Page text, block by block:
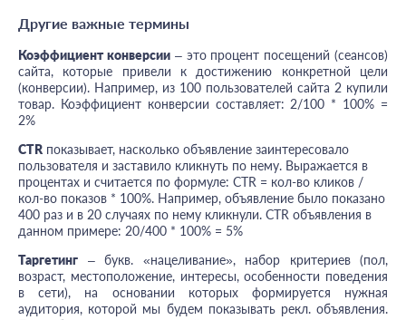
Другие важные термины
Коэффициент конверсии– это процент посещений (сеансов)
сайта, которые привели к достижению конкретной цели
(конверсии). Например, из 100 пользователей сайта 2 купили
товар. Коэффициент конверсии составляет: 2/100 * 100% =
2%
CTR показывает, насколько объявление заинтересовало
пользователя и заставило кликнуть по нему. Выражается в
процентах и считается по формуле: CTR = кол-во кликов /
кол-во показов * 100%. Например, объявление было показано
400 раз и в 20 случаях по нему кликнули. CTR объявления в
данном примере: 20/400 * 100% = 5%
Таргетинг – букв. «нацеливание», набор критериев (пол,
возраст, местоположение, интересы, особенности поведения
в сети), на основании которых формируется нужная
аудитория, которой мы будем показывать рекл. объявления.